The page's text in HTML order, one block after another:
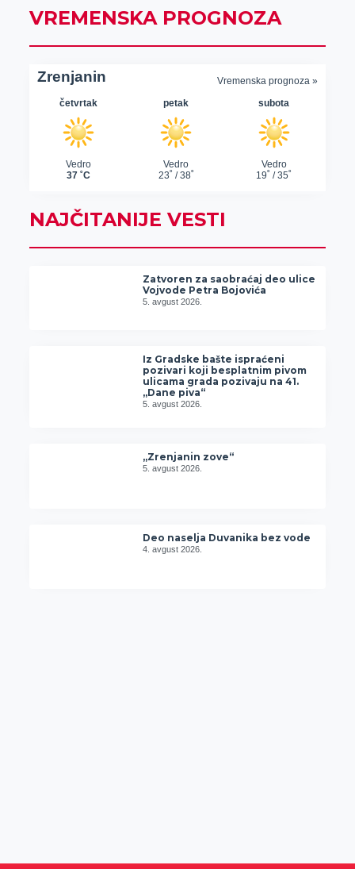
VREMENSKA PROGNOZA
NAJČITANIJE VESTI
Zatvoren za saobraćaj deo ulice
Vojvode Petra Bojovića
5. avgust 2026.
Iz Gradske bašte ispraćeni
pozivari koji besplatnim pivom
ulicama grada pozivaju na 41.
„Dane piva“
5. avgust 2026.
„Zrenjanin zove“
5. avgust 2026.
Deo naselja Duvanika bez vode
4. avgust 2026.